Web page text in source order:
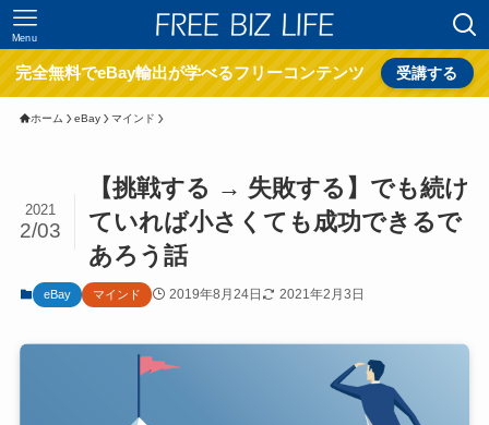
Menu
完全無料でeBay輸出が学べるフリーコンテンツ 受講する
ホーム eBay マインド
【挑戦する → 失敗する】でも続け
ていれば小さくても成功できるで
あろう話
2021
2/03
eBay マインド 2019年8月24日 2021年2月3日